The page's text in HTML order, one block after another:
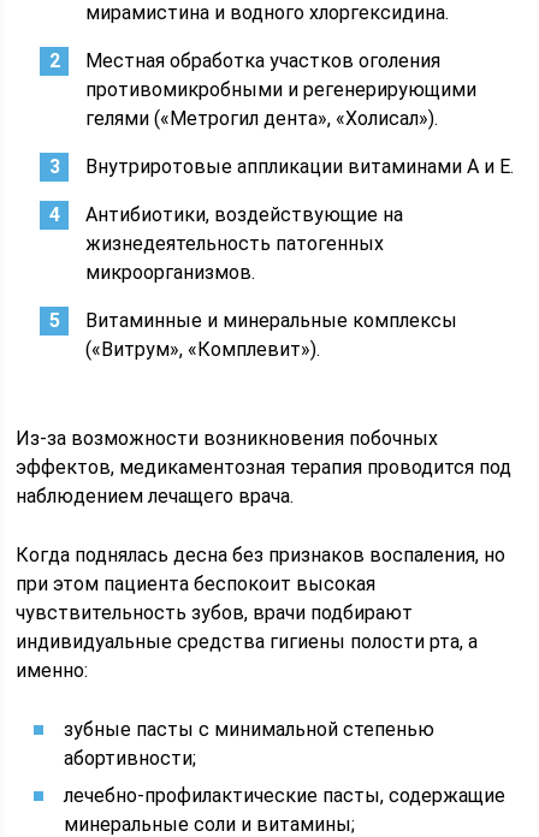
мирамистина и водного хлоргексидина.
Местная обработка участков оголения
противомикробными и регенерирующими
гелями («Метрогил дента», «Холисал»).
Внутриротовые аппликации витаминами А и Е.
Антибиотики, воздействующие на
жизнедеятельность патогенных
микроорганизмов.
Витаминные и минеральные комплексы
(«Витрум», «Комплевит»).
Из-за возможности возникновения побочных
эффектов, медикаментозная терапия проводится под
наблюдением лечащего врача.
Когда поднялась десна без признаков воспаления, но
при этом пациента беспокоит высокая
чувствительность зубов, врачи подбирают
индивидуальные средства гигиены полости рта, а
именно:
зубные пасты с минимальной степенью
абортивности;
лечебно-профилактические пасты, содержащие
минеральные соли и витамины;